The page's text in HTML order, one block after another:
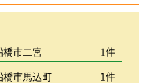
橋市二宮 1件
橋市馬込町 1件